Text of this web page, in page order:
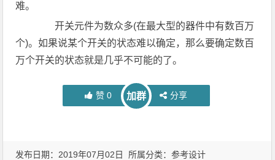
难。
开关元件为数众多(在最大型的器件中有数百万
个)。如果说某个开关的状态难以确定，那么要确定数百
万个开关的状态就是几乎不可能的了。
赞 0 加群 分享
发布日期：2019年07月02日 所属分类：参考设计